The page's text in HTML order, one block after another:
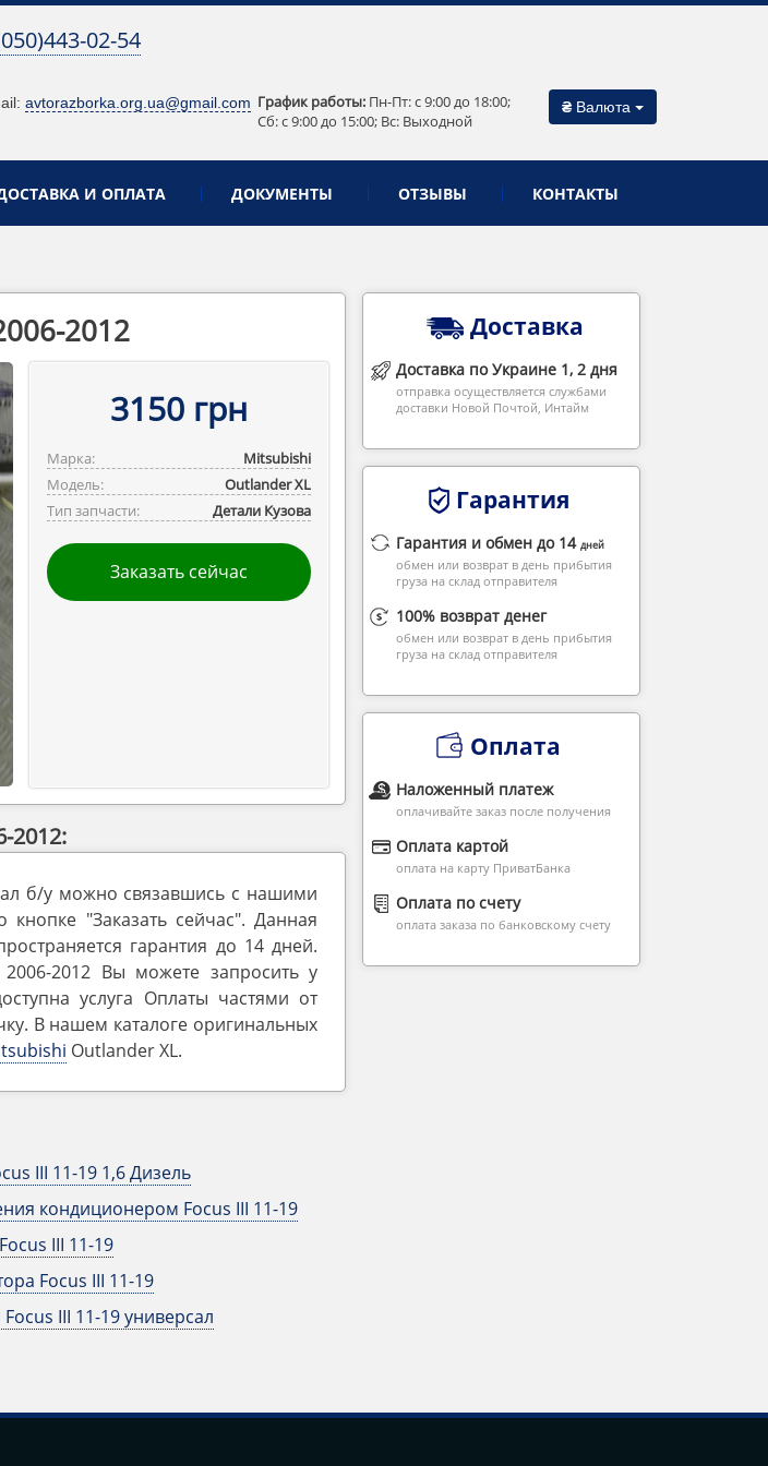
02-54
avtorazborka.org.ua@gmail.com График работы: Пн-Пт: c 9:00 до 18:00;
Сб: c 9:00 до 15:00; Вс: Выходной
₴ Валюта
И ОПЛАТА ДОКУМЕНТЫ ОТЗЫВЫ КОНТАКТЫ
2012
3150 грн
Марка:
Mitsubishi
Модель:
Outlander ‎XL
Тип запчасти:
Детали Кузова
Заказать сейчас
2012:
б/у можно связавшись с нашими
"Заказать сейчас". Данная
гарантия до 14 дней.
2012 Вы можете запросить у
услуга Оплаты частями от
В нашем каталоге оригинальных
Outlander ‎XL.
III 11-19 1,6 Дизель
кондиционером Focus III 11-19
III 11-19
Focus III 11-19
III 11-19 универсал
Доставка
Доставка по Украине 1, 2 дня
отправка осуществляется службами
доставки Новой Почтой, Интайм
Гарантия
Гарантия и обмен до 14 дней
обмен или возврат в день прибытия
груза на склад отправителя
100% возврат денег
обмен или возврат в день прибытия
груза на склад отправителя
Оплата
Наложенный платеж
оплачивайте заказ после получения
Оплата картой
оплата на карту ПриватБанка
Оплата по счету
оплата заказа по банковскому счету